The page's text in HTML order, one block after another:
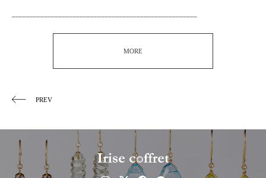
MORE
PREV